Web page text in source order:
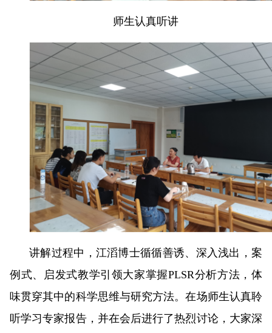
师生认真听讲
讲解过程中，江滔博士循循善诱、深入浅出，案
例式、启发式教学引领大家掌握PLSR分析方法，体
味贯穿其中的科学思维与研究方法。在场师生认真聆
听学习专家报告，并在会后进行了热烈讨论，大家深